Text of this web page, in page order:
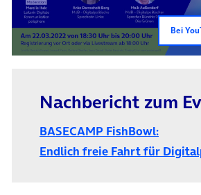
Bei
Nachbericht zum
BASECAMP FishBowl:
Endlich freie Fahrt für